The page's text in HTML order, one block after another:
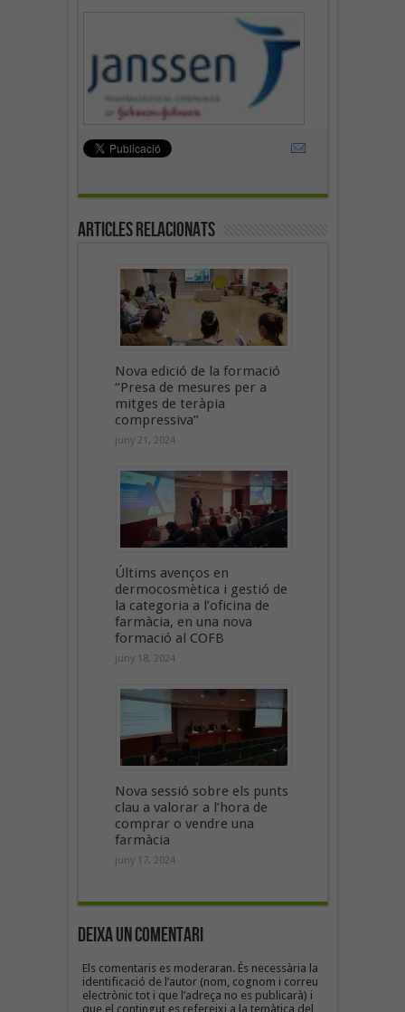
Articles Relacionats
Nova edició de la formació
“Presa de mesures per a
mitges de teràpia
compressiva”
juny 21, 2024
Últims avenços en
dermocosmètica i gestió de
la categoria a l’oficina de
farmàcia, en una nova
formació al COFB
juny 18, 2024
Nova sessió sobre els punts
clau a valorar a l’hora de
comprar o vendre una
farmàcia
juny 17, 2024
Deixa un Comentari
Els comentaris es moderaran. És necessària la
identificació de l’autor (nom, cognom i correu
electrònic tot i que l’adreça no es publicarà) i
que el contingut es refereixi a la temàtica del